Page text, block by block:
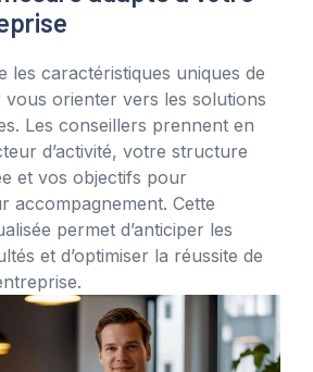
les caractéristiques uniques de
orienter vers les solutions
Les conseillers prennent en
d’activité, votre structure
et vos objectifs pour
accompagnement. Cette
permet d’anticiper les
et d’optimiser la réussite de